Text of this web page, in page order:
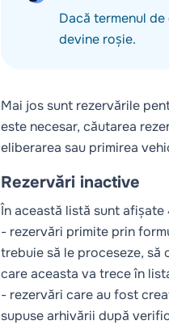
Dacă termenul
devine roșie.
Mai jos sunt rezervările
este necesar, căutarea
eliberarea sau primirea
Rezervări inactive
În această listă sunt
- rezervări primite prin
trebuie să le proceseze, să
care aceasta va trece în
- rezervări care au fost
supuse arhivării după